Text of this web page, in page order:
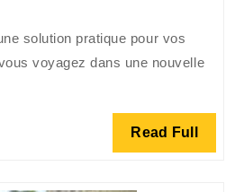
avec
les
solution pratique pour vos
voyagez dans une nouvelle
Read Full Read
Full